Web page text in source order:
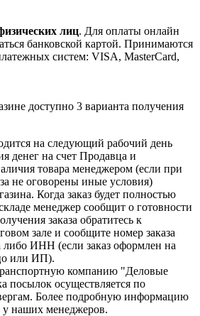
лиц. Для оплаты онлайн
банковской картой. Принимаются
систем: VISA, MasterCard,
доступно 3 варианта получения
на следующий рабочий день
денег на счет Продавца и
товара менеджером (если при
не оговорены иные условия)
Когда заказ будет полностью
менеджер сообщит о готовности
заказа обратитесь к
зале и сообщите номер заказа
либо ИНН (если заказ оформлен на
или ИП).
компанию "Деловые
посылок осуществляется по
Более подробную информацию
у наших менеджеров.